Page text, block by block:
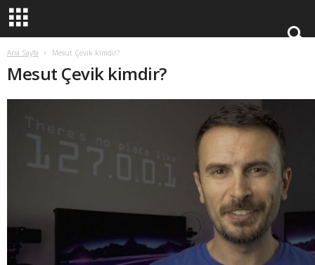
Ana Sayfa Mesut Çevik kimdir?
Mesut Çevik kimdir?